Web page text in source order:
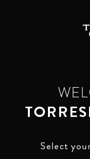
Select